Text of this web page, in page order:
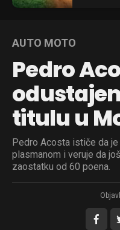
AUTO MOTO
Pedro
titulu u
Pedro Acosta ističe da
plasmanom i veruje da
zaostatku od 60 poena.